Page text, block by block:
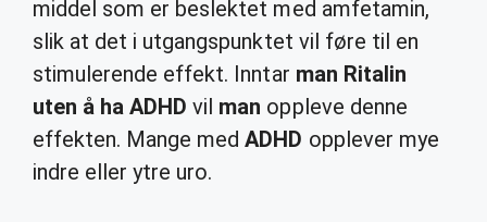
middel som er beslektet med amfetamin,
slik at det i utgangspunktet vil føre til en
stimulerende effekt. Inntar man Ritalin
uten å ha ADHD vil man oppleve denne
effekten. Mange medADHD opplever mye
indre eller ytre uro.